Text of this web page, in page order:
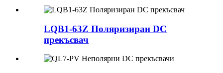
LQB1-63Z Поляризиран DC
прекъсвач